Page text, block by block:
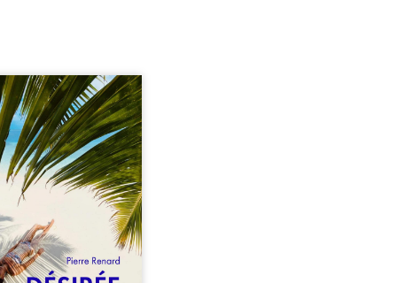
Pierre, jeune retraité,
qu’il est devenu une
femme métissée de
ans. À peine a-t-il
à apprivoiser ce
corps qu’Ange surgit
sa vie et fait vaciller
ses certitudes. Entre
est immédiate,
jusqu’à ce qu’un
familial fasse planer
: et s’ils étaient
demi-frère et ...